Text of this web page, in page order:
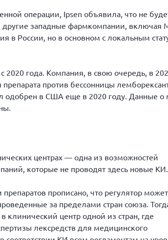
операции, Ipsen объявила, что не
западные фармкомпании, включая
в России, но в основном с локальным
2020 года. Компания, в свою очередь, в
против бессонницы
в США еще в 2020 году. Данные о
центрах — одна из возможностей
которые не проводят здесь новые КИ.
прописано, что регулятор
за пределами стран союза.
центр одной из стран, где
лексредств для медицинского